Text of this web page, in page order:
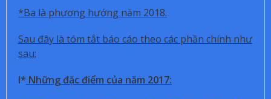
*Ba là phương hướng năm 2018.
Sau đây là tóm tắt báo cáo theo các phần chính như
sau:
I* Những đặc điểm của năm 2017: